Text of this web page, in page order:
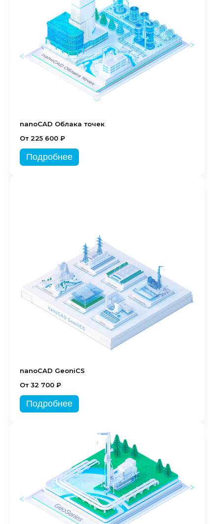
nanoCAD Облака точек
От 225 600 ₽
Подробнее
nanoCAD GeoniCS
От 32 700 ₽
Подробнее